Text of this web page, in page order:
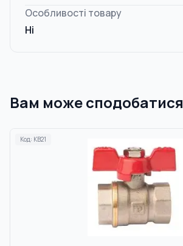
Особливості товару
Ні
Вам може сподобатися
Код: KB21